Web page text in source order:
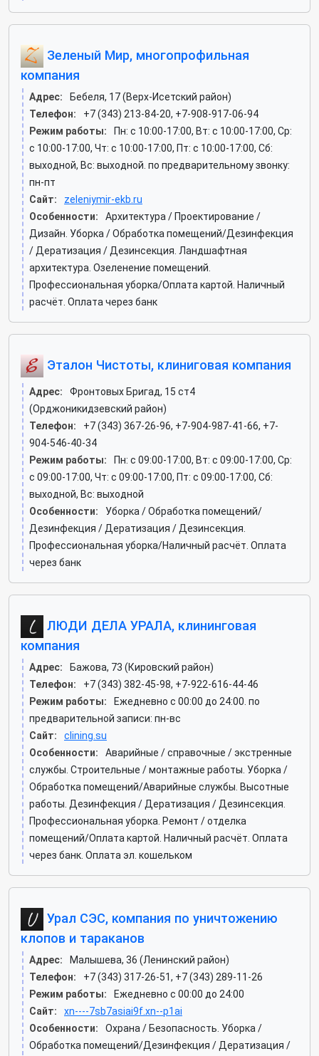
Зеленый Мир, многопрофильная
компания
Адрес:
Бебеля, 17 (Верх-Исетский район)
Телефон:
+7 (343) 213-84-20, +7-908-917-06-94
Режим работы:
Пн: c 10:00-17:00, Вт: c 10:00-17:00, Ср:
c 10:00-17:00, Чт: c 10:00-17:00, Пт: c 10:00-17:00, Сб:
выходной, Вс: выходной. по предварительному звонку:
пн-пт
Сайт:
zeleniymir-ekb.ru
Особенности:
Архитектура / Проектирование /
Дизайн. Уборка / Обработка помещений/Дезинфекция
/ Дератизация / Дезинсекция. Ландшафтная
архитектура. Озеленение помещений.
Профессиональная уборка/Оплата картой. Наличный
расчёт. Оплата через банк
Эталон Чистоты, клиниговая компания
Адрес:
Фронтовых Бригад, 15 ст4
(Орджоникидзевский район)
Телефон:
+7 (343) 367-26-96, +7-904-987-41-66, +7-
904-546-40-34
Режим работы:
Пн: c 09:00-17:00, Вт: c 09:00-17:00, Ср:
c 09:00-17:00, Чт: c 09:00-17:00, Пт: c 09:00-17:00, Сб:
выходной, Вс: выходной
Особенности:
Уборка / Обработка помещений/
Дезинфекция / Дератизация / Дезинсекция.
Профессиональная уборка/Наличный расчёт. Оплата
через банк
ЛЮДИ ДЕЛА УРАЛА, клининговая
компания
Адрес:
Бажова, 73 (Кировский район)
Телефон:
+7 (343) 382-45-98, +7-922-616-44-46
Режим работы:
Ежедневно с 00:00 до 24:00. по
предварительной записи: пн-вс
Сайт:
clining.su
Особенности:
Аварийные / справочные / экстренные
службы. Строительные / монтажные работы. Уборка /
Обработка помещений/Аварийные службы. Высотные
работы. Дезинфекция / Дератизация / Дезинсекция.
Профессиональная уборка. Ремонт / отделка
помещений/Оплата картой. Наличный расчёт. Оплата
через банк. Оплата эл. кошельком
Урал СЭС, компания по уничтожению
клопов и тараканов
Адрес:
Малышева, 36 (Ленинский район)
Телефон:
+7 (343) 317-26-51, +7 (343) 289-11-26
Режим работы:
Ежедневно с 00:00 до 24:00
Сайт:
xn----7sb7asiai9f.xn--p1ai
Особенности:
Охрана / Безопасность. Уборка /
Обработка помещений/Дезинфекция / Дератизация /